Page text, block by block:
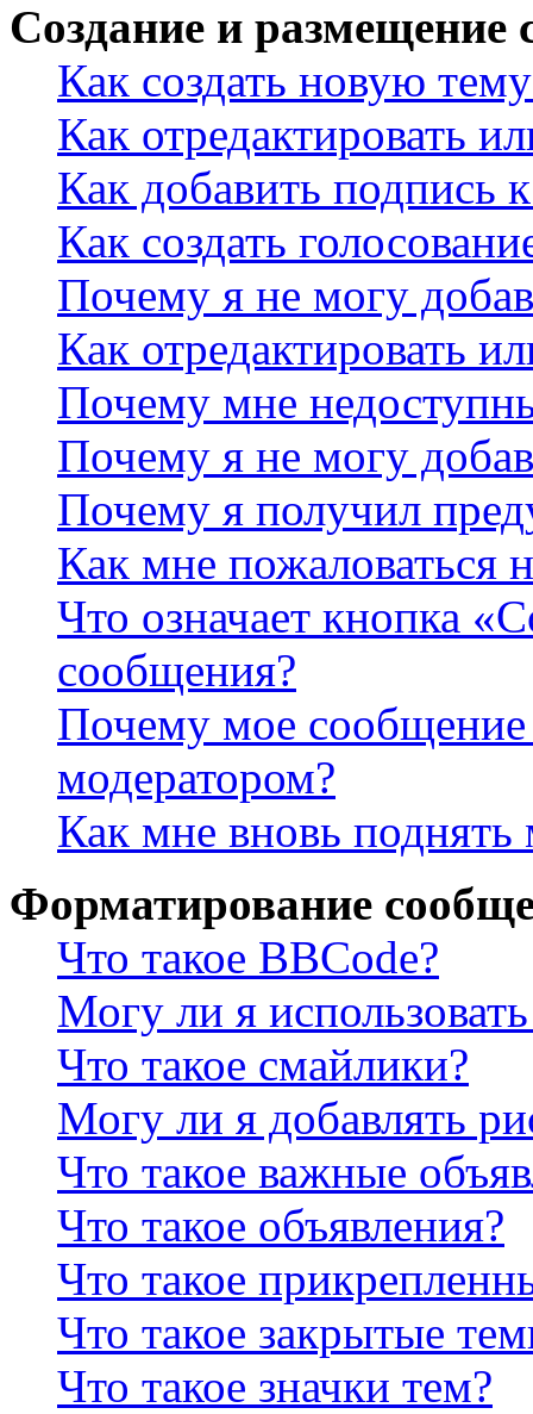
Создание и размещение
Как создать новую
Как отредактировать
Как добавить подпись
Как создать
Почему я не могу
Как отредактировать
Почему мне
Почему я не могу
Почему я получил
Как мне пожаловаться
Что означает кнопка
сообщения?
Почему мое сообщение
модератором?
Как мне вновь
Форматирование
Что такое BBCode?
Могу ли я
Что такое смайлики?
Могу ли я добавлять
Что такое важные
Что такое объявления?
Что такое
Что такое закрытые
Что такое значки тем?